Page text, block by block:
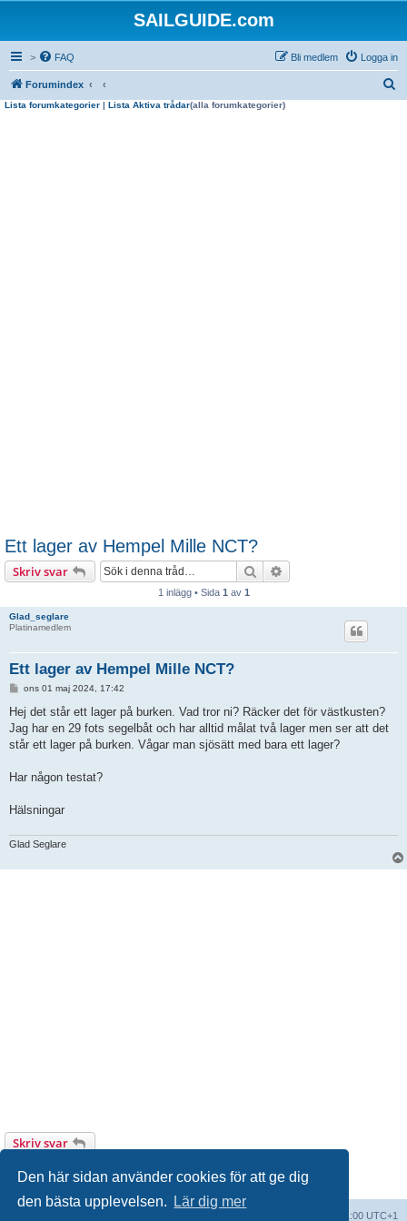
Den här sidan använder cookies för att ge dig
den bästa upplevelsen.
Lär dig mer
SAILGUIDE.com
> FAQ Logga in
Bli medlem
Forumindex
Lista forumkategorier | Lista Aktiva trådar(alla forumkategorier)
Ett lager av Hempel Mille NCT?
Skriv svar Sök
1 inlägg • Sida 1 av 1
Glad_seglare
Platinamedlem
Ett lager av Hempel Mille NCT?
l
ä
g
g
ons 01 maj 2024, 17:42
Hej det står ett lager på burken. Vad tror ni? Räcker det för västkusten?
Jag har en 29 fots segelbåt och har alltid målat två lager men ser att det
står ett lager på burken. Vågar man sjösätt med bara ett lager?
Har någon testat?
Hälsningar
Glad Seglare
Skriv svar
Alla tidsangivelser är UTC+01:00 UTC+1